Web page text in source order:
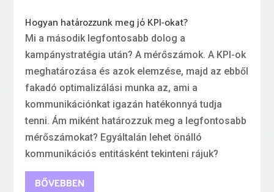
Hogyan határozzunk meg jó KPI-okat?
Mi a második legfontosabb dolog a
kampánystratégia után? A mérőszámok. A KPI-ok
meghatározása és azok elemzése, majd az ebből
fakadó optimalizálási munka az, ami a
kommunikációnkat igazán hatékonnyá tudja
tenni. Ám miként határozzuk meg a legfontosabb
mérőszámokat? Egyáltalán lehet önálló
kommunikációs entitásként tekinteni rájuk?
BŐVEBBEN